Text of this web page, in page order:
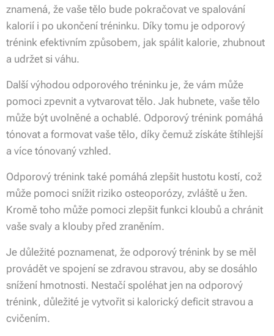
znamená, že vaše tělo bude pokračovat ve spalování
kalorií i po ukončení tréninku. Díky tomu je odporový
trénink efektivním způsobem, jak spálit kalorie, zhubnout
a udržet si váhu.
Další výhodou odporového tréninku je, že vám může
pomoci zpevnit a vytvarovat tělo. Jak hubnete, vaše tělo
může být uvolněné a ochablé. Odporový trénink pomáhá
tónovat a formovat vaše tělo, díky čemuž získáte štíhlejší
a více tónovaný vzhled.
Odporový trénink také pomáhá zlepšit hustotu kostí, což
může pomoci snížit riziko osteoporózy, zvláště u žen.
Kromě toho může pomoci zlepšit funkci kloubů a chránit
vaše svaly a klouby před zraněním.
Je důležité poznamenat, že odporový trénink by se měl
provádět ve spojení se zdravou stravou, aby se dosáhlo
snížení hmotnosti. Nestačí spoléhat jen na odporový
trénink, důležité je vytvořit si kalorický deficit stravou a
cvičením.